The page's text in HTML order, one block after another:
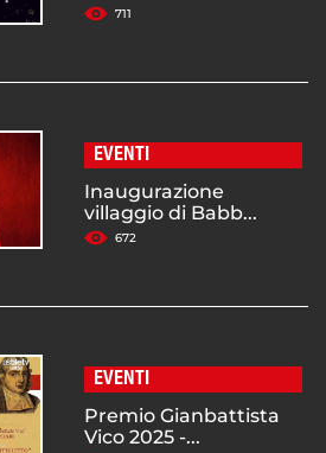
711
EVENTI
Inaugurazione
villaggio di Babb...
672
EVENTI
Premio Gianbattista
Vico 2025 -...